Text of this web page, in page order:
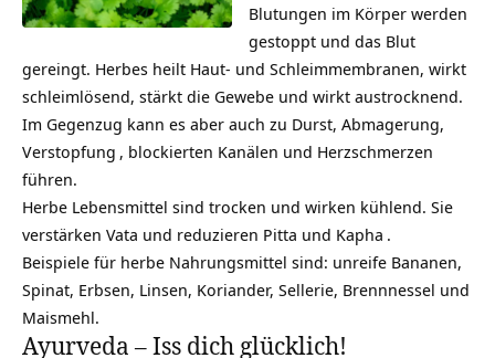
Blutungen im Körper werden
gestoppt und das Blut
gereingt. Herbes heilt Haut- und Schleimmembranen, wirkt
schleimlösend, stärkt die Gewebe und wirkt austrocknend.
Im Gegenzug kann es aber auch zu Durst, Abmagerung,
Verstopfung , blockierten Kanälen und Herzschmerzen
führen.
Herbe Lebensmittel sind trocken und wirken kühlend. Sie
verstärken Vata und reduzieren Pitta und Kapha .
Beispiele für herbe Nahrungsmittel sind: unreife Bananen,
Spinat, Erbsen, Linsen, Koriander, Sellerie, Brennnessel und
Maismehl.
Ayurveda – Iss dich glücklich!